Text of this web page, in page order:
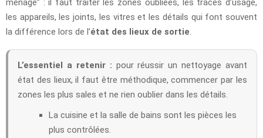
les appareils, les joints, les vitres et les détails qui font souvent
la différence lors de l’état des lieux de sortie
L’essentiel a retenir : pour réussir un nettoyage avant
état des lieux, il faut être méthodique, commencer par les
zones les plus sales et ne rien oublier dans les détails.
La cuisine et la salle de bains sont les pièces les
plus contrôlées.